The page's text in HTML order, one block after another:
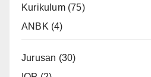
Kurikulum(75)
ANBK (4)
Jurusan (30)